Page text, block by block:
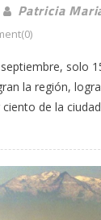
Patricia
solo
la región,
de la